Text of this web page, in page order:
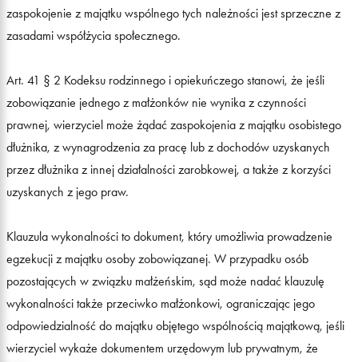
zaspokojenie z majątku wspólnego tych należności jest sprzeczne z
zasadami współżycia społecznego.
Art. 41 § 2 Kodeksu rodzinnego i opiekuńczego stanowi, że jeśli
zobowiązanie jednego z małżonków nie wynika z czynności
prawnej, wierzyciel może żądać zaspokojenia z majątku osobistego
dłużnika, z wynagrodzenia za pracę lub z dochodów uzyskanych
przez dłużnika z innej działalności zarobkowej, a także z korzyści
uzyskanych z jego praw.
Klauzula wykonalności to dokument, który umożliwia prowadzenie
egzekucji z majątku osoby zobowiązanej. W przypadku osób
pozostających w związku małżeńskim, sąd może nadać klauzulę
wykonalności także przeciwko małżonkowi, ograniczając jego
odpowiedzialność do majątku objętego wspólnością majątkową, jeśli
wierzyciel wykaże dokumentem urzędowym lub prywatnym, że